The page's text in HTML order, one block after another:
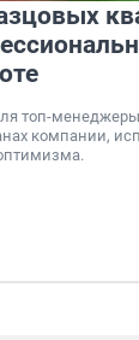
топ-
компании,